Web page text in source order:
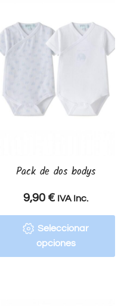
Pack de dos bodys
9,90 € IVA Inc.
Seleccionar
opciones